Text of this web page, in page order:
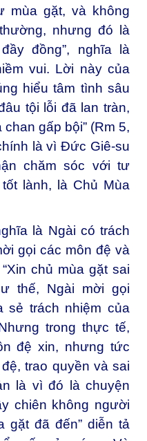
mùa gặt, và không
nhưng đó là
đồng”, nghĩa là
vui. Lời này của
hiểu tâm tình sâu
tội lỗi đã lan tràn,
gấp bội” (Rm 5,
là vì Đức Giê-su
chăm sóc với tư
lành, là Chủ Mùa
là Ngài có trách
gọi các môn đệ và
chủ mùa gặt sai
thế, Ngài mời gọi
sẻ trách nhiệm của
trong thực tế,
đệ xin, nhưng tức
trao quyền và sai
là vì đó là chuyện
chiên không người
gặt đã đến” diễn tả